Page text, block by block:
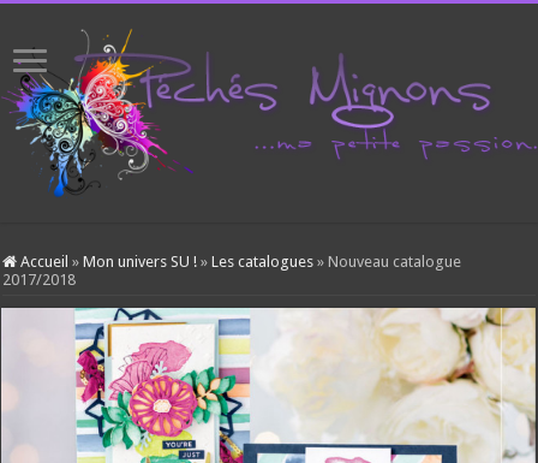
Accueil » Mon univers SU ! » Les catalogues » Nouveau catalogue
2017/2018